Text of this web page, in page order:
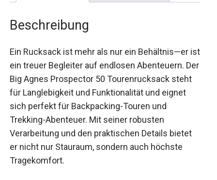
Beschreibung
Ein Rucksack ist mehr als nur ein Behältnis—er ist
ein treuer Begleiter auf endlosen Abenteuern. Der
Big Agnes Prospector 50 Tourenrucksack steht
für Langlebigkeit und Funktionalität und eignet
sich perfekt für Backpacking-Touren und
Trekking-Abenteuer. Mit seiner robusten
Verarbeitung und den praktischen Details bietet
er nicht nur Stauraum, sondern auch höchste
Tragekomfort.